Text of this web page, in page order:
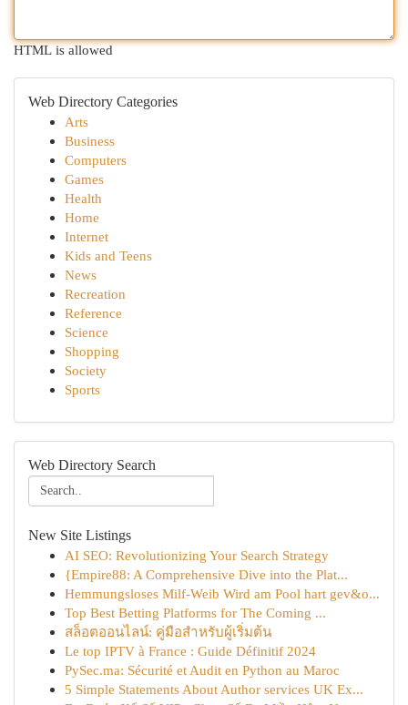
HTML is allowed
Web Directory Categories
Arts
Business
Computers
Games
Health
Home
Internet
Kids and Teens
News
Recreation
Reference
Science
Shopping
Society
Sports
Web Directory Search
New Site Listings
AI SEO: Revolutionizing Your Search Strategy
{Empire88: A Comprehensive Dive into the Plat...
Hemmungsloses Milf-Weib Wird am Pool hart gev&o...
Top Best Betting Platforms for The Coming ...
สล็อตออนไลน์: คู่มือสำหรับผู้เริ่มต้น
Le top IPTV à France : Guide Définitif 2024
PySec.ma: Sécurité et Audit en Python au Maroc
5 Simple Statements About Author services UK Ex...